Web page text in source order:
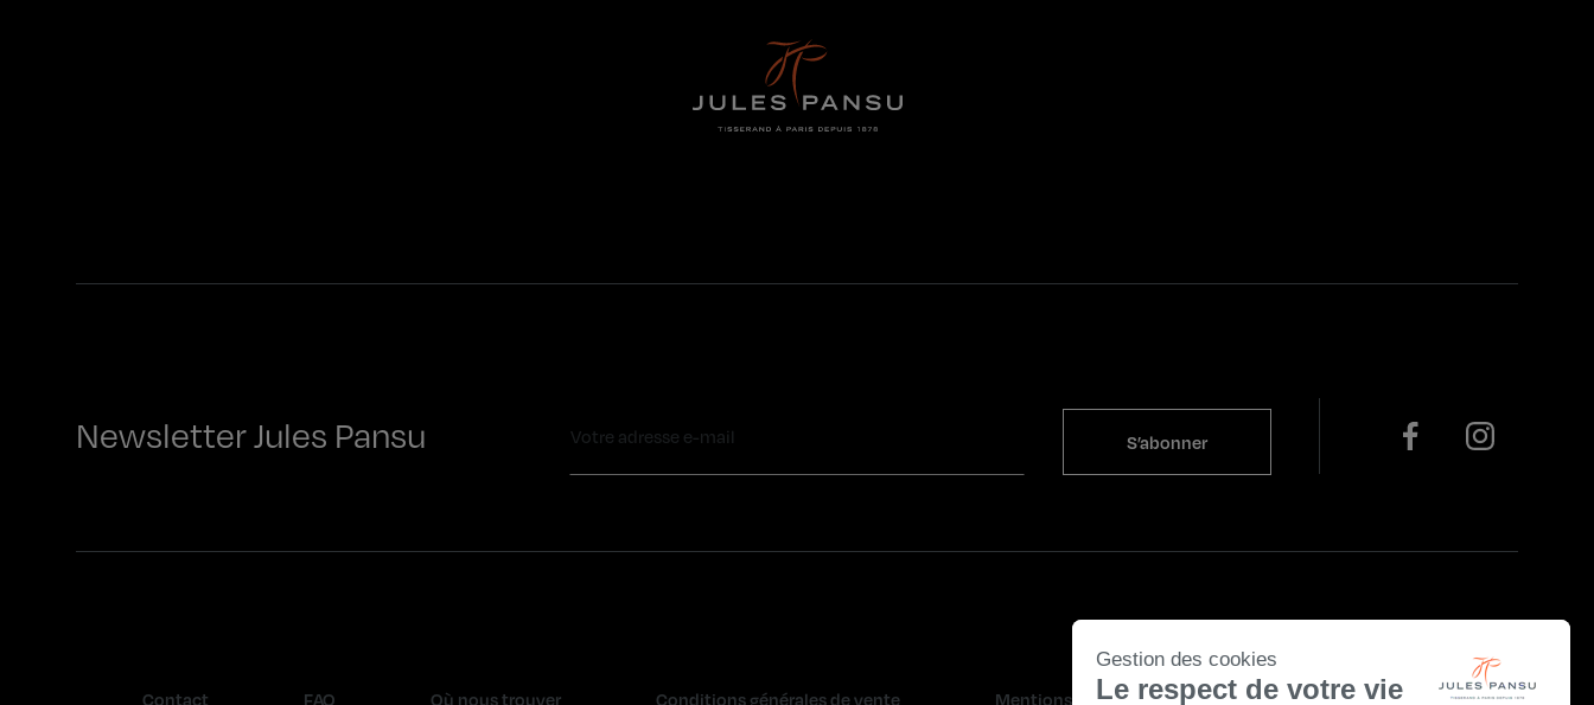
Newsletter Jules Pansu
Contact FAQ Où nous trouver Conditions générales de vente Mentions légales Politique de confidentialité
Gestion des cookies
Le respect de votre vie